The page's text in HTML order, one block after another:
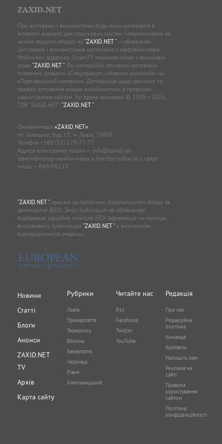
ZAXID.NET
При цитуванні і використанні будь-яких матеріалів в
Інтернеті відкриті для пошукових систем гіперпосилання не
нижче першого абзацу на "ZAXID.NET "— обов’язкові.
Цитування і використання матеріалів у оффлайн-медіа,
Мобільних додатках, SmartTV можливе лише з письмової
згоди "ZAXID.NET ". Всі комерційні рекламні матеріали
позначені словами «Спецпроєкт», «Новини компаній» чи
«Партнерський матеріал». Детальніше щодо реклами та
правил цитування можна ознайомитись в правилах
користування сайтом. Усі права захищені. © 2005—2026,
ТОВ “ЗАХІД.НЕТ”, "ZAXID.NET ".
Онлайн-медіа «ZAXID.NET»
пл. Галицька, буд. 15, м. Львів, 79008
Телефон +380 (32) 229-77-77
Адреса електронної пошти — info@zaxid.net
Ідентифікатор онлайн-медіа в Реєстрі суб'єктів у сфері
медіа — R40-06155
"ZAXID.NET "працює за підтримки Європейського фонду за
демократію (EED). Зміст публікацій не обов’язково
відображає офіційну позицію EED. Інформація чи погляди,
висловлені у публікаціях "ZAXID.NET "є виключною
відповідальністю редакції.
Новини
Статті
Блоги
Анонси
ZAXID.NET
TV
Архів
Карта сайту
Рубрики
Львів
Прикарпаття
Тернопіль
Волинь
Закарпаття
Чернівці
Рівне
Хмельницький
Читайте нас
Rss
Facebook
Twitter
YouTube
Редакція
Про нас
Редакційна
політика
Команда
Контакти
Напишіть нам
Реклама на
сайті
Правила
користування
сайтом
Політика
конфіденційності